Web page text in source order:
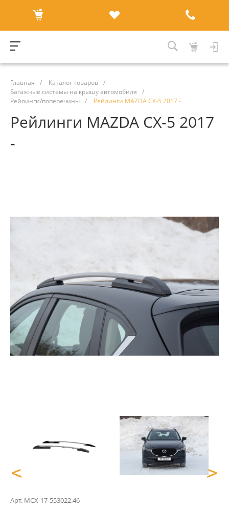
Главная / Каталог товаров /
Багажные системы на крышу автомобиля
/
Рейлинги/поперечины
/ Рейлинги MAZDA CX-5 2017 -
Рейлинги MAZDA CX-5 2017
-
< >
Арт. MCX-17-553022.46